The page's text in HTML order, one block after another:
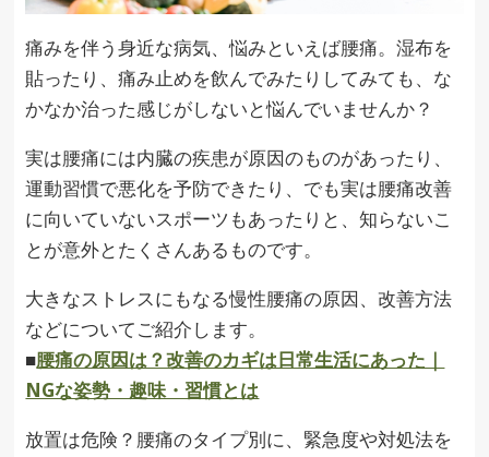
痛みを伴う身近な病気、悩みといえば腰痛。湿布を
貼ったり、痛み止めを飲んでみたりしてみても、な
かなか治った感じがしないと悩んでいませんか？
実は腰痛には内臓の疾患が原因のものがあったり、
運動習慣で悪化を予防できたり、でも実は腰痛改善
に向いていないスポーツもあったりと、知らないこ
とが意外とたくさんあるものです。
大きなストレスにもなる慢性腰痛の原因、改善方法
などについてご紹介します。
■腰痛の原因は？改善のカギは日常生活にあった｜
NGな姿勢・趣味・習慣とは
放置は危険？腰痛のタイプ別に、緊急度や対処法を